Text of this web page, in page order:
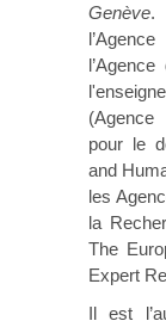
Genève.
(Agence
pour le
and
les
la
The
Expert
Il est